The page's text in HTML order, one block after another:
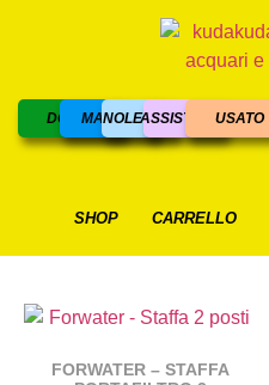
DOLCEMARINO
NOLEGGIOASSISTENZAUSATO
SHOP CARRELLO
FORWATER – STAFFA